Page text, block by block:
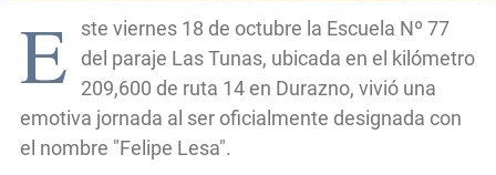
E
ste viernes 18 de octubre la Escuela Nº 77
del paraje Las Tunas, ubicada en el kilómetro
209,600 de ruta 14 en Durazno, vivió una
emotiva jornada al ser oficialmente designada con
el nombre "Felipe Lesa".